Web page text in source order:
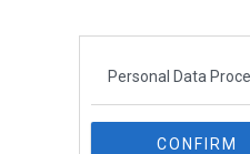
Personal Data
CONFIRM
πρωτογενών